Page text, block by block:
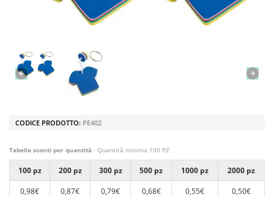
CODICE PRODOTTO: PE402
Tabella sconti per quantità - Quantità minima 100 PZ
100 pz 200 pz 300 pz 500 pz 1000 pz
2000 pz
0,98€
0,87€ 0,79€ 0,68€ 0,55€ 0,50€